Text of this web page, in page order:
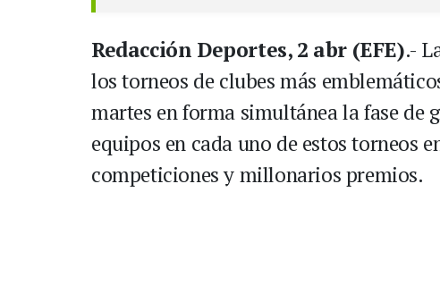
Redacción Deportes, 2 abr (EFE).-
los torneos de clubes más
martes en forma simultánea la fase de
equipos en cada uno de estos torneos
competiciones y millonarios premios.